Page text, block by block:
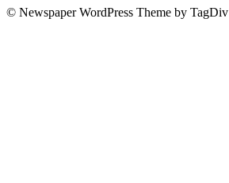
© Newspaper WordPress Theme by TagDiv